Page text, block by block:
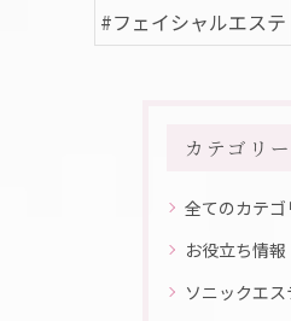
#フェイシャルエステ
カテゴリー
全てのカテゴ
お役立ち情報
ソニックエス